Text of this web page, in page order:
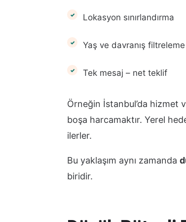
Lokasyon sınırlandırma
Yaş ve davranış filtreleme
Tek mesaj – net teklif
Örneğin İstanbul’da hizmet
boşa harcamaktır. Yerel
ilerler.
Bu yaklaşım aynı zamanda
biridir.